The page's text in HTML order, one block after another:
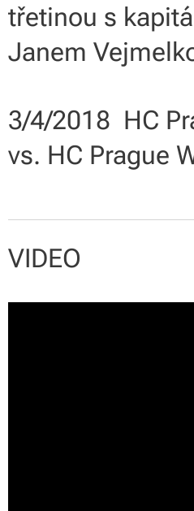
třetinou s
Janem
3/4/2018 HC
vs. HC Prague
VIDEO